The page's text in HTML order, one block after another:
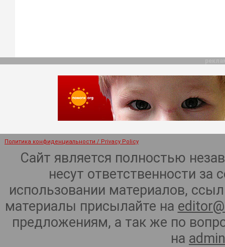
Политика конфиденциальности / Privacy Policy
Сайт является полностью
несут ответственности
использовании материалов,
материалы присылайте на
предложениям, а так же по
на